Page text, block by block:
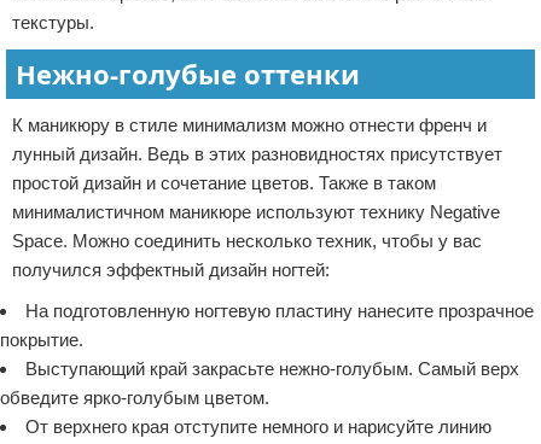
текстуры.
Нежно-голубые оттенки
К маникюру в стиле минимализм можно отнести френч и
лунный дизайн. Ведь в этих разновидностях присутствует
простой дизайн и сочетание цветов. Также в таком
минималистичном маникюре используют технику Negative
Space. Можно соединить несколько техник, чтобы у вас
получился эффектный дизайн ногтей:
На подготовленную ногтевую пластину нанесите прозрачное
покрытие.
Выступающий край закрасьте нежно-голубым. Самый верх
обведите ярко-голубым цветом.
От верхнего края отступите немного и нарисуйте линию